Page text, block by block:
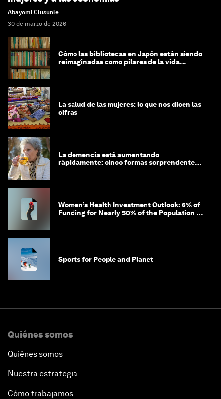
Abayomi Olusunle
30 de marzo de 2026
Cómo las bibliotecas en Japón están siendo
reimaginadas como pilares de la vida
La salud de las mujeres: lo que nos dicen las
cifras
La demencia está aumentando
rápidamente: cinco formas sorprendentes
Women’s Health Investment Outlook: 6% of
Funding for Nearly 50% of the Population –
Sports for People and Planet
Quiénes somos
Quiénes somos
Nuestra estrategia
Cómo trabajamos